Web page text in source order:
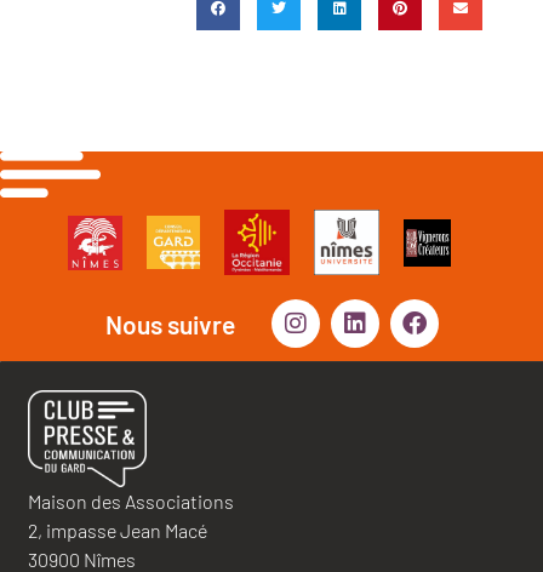
Nous suivre
Maison des Associations
2, impasse Jean Macé
30900 Nîmes